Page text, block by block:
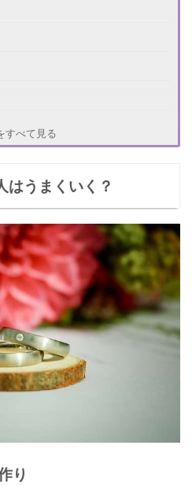
結婚生活について
すべて見る
はうまくいく？
り